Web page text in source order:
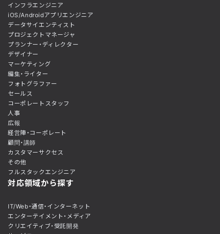
インフラエンジニア
iOS/Androidアプリエンジニア
データサイエンティスト
プロジェクトマネージャ
プランナー・ディレクター
デザイナー
マーケティング
編集・ライター
フォトグラファー
セールス
コーポレートスタッフ
人事
広報
経営陣・コーポレート
顧問・講師
カスタマーサクセス
その他
フルスタックエンジニア
対応領域から探す
IT/Web・通信・インターネット
エンターテイメント・メディア
クリエイティブ・受託開発